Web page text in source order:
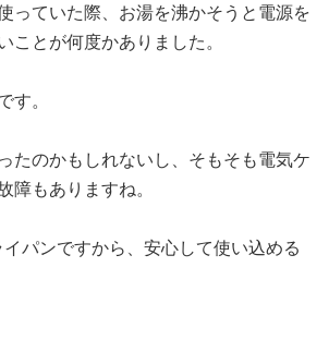
っていた際、お湯を沸かそうと電源を
ことが何度かありました。
す。
たのかもしれないし、そもそも電気ケ
障もありますね。
パンですから、安心して使い込める